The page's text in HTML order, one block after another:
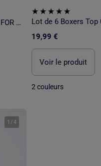
Lot de 3 Boxers Stretch Confort - ATLAS FOR MEN
Lot de 6 Boxers Top
19,99 €
Voir le produit
2 couleurs
1 /4